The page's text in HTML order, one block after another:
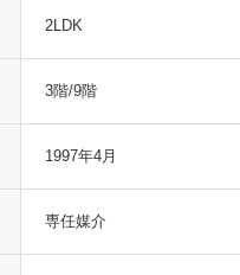
2LDK
3階/9階
1997年4月
専任媒介